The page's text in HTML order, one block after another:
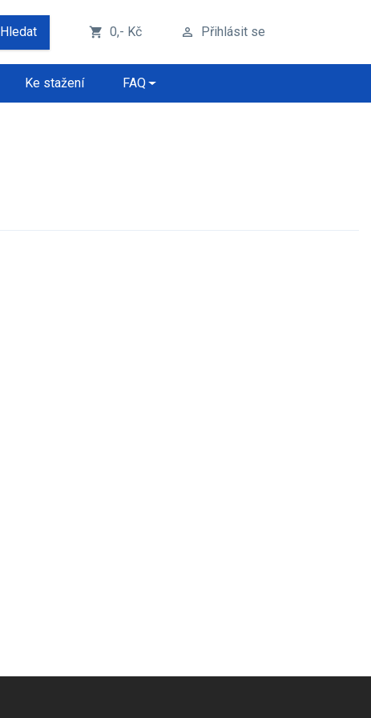
Hledat shopping_cart 0,- Kč perm_identity Přihlásit se
Ke stažení FAQ